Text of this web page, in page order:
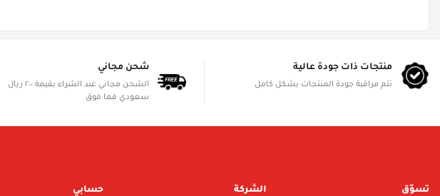
منتجات ذات جودة عالية
تتم مراقبة جودة المنتجات بشكل كامل
شحن مجاني
الشحن مجاني عند الشراء بقيمة ٢٠٠ ريال
سعودي فما فوق
تسوّق الشركة حسابي